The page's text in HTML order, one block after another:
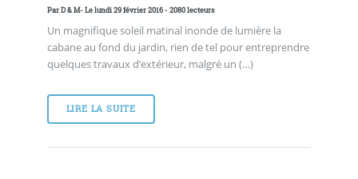
ParD & M- Le lundi 29 février 2016 - 2080 lecteurs
Un magnifique soleil matinal inonde de lumière la
cabane au fond du jardin, rien de tel pour entreprendre
quelques travaux d’extérieur, malgré un (…)
LIRE LA SUITE